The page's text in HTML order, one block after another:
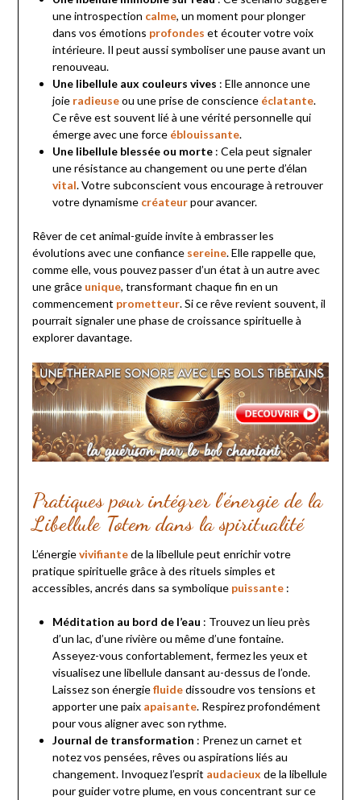
une introspection calme, un moment pour plonger
dans vos émotions profondes et écouter votre voix
intérieure. Il peut aussi symboliser une pause avant un
renouveau.
Une libellule aux couleurs vives : Elle annonce une
joie radieuseou une prise de conscience éclatante.
Ce rêve est souvent lié à une vérité personnelle qui
émerge avec une force éblouissante.
Une libellule blessée ou morte: Cela peut signaler
une résistance au changement ou une perte d’élan
vital. Votre subconscient vous encourage à retrouver
votre dynamisme créateurpour avancer.
Rêver de cet animal-guide invite à embrasser les
évolutions avec une confiance sereine. Elle rappelle que,
comme elle, vous pouvez passer d’un état à un autre avec
une grâce unique, transformant chaque fin en un
commencement prometteur. Si ce rêve revient souvent, il
pourrait signaler une phase de croissance spirituelle à
explorer davantage.
Pratiques pour intégrer l’énergie de la
Libellule Totem dans la spiritualité
L’énergievivifiantede la libellule peut enrichir votre
pratique spirituelle grâce à des rituels simples et
accessibles, ancrés dans sa symbolique puissante:
Méditation au bord de l’eau : Trouvez un lieu près
d’un lac, d’une rivière ou même d’une fontaine.
Asseyez-vous confortablement, fermez les yeux et
visualisez une libellule dansant au-dessus de l’onde.
Laissez son énergiefluidedissoudre vos tensions et
apporter une paix apaisante. Respirez profondément
pour vous aligner avec son rythme.
Journal de transformation : Prenez un carnet et
notez vos pensées, rêves ou aspirations liés au
changement. Invoquez l’esprit audacieuxde la libellule
pour guider votre plume, en vous concentrant sur ce